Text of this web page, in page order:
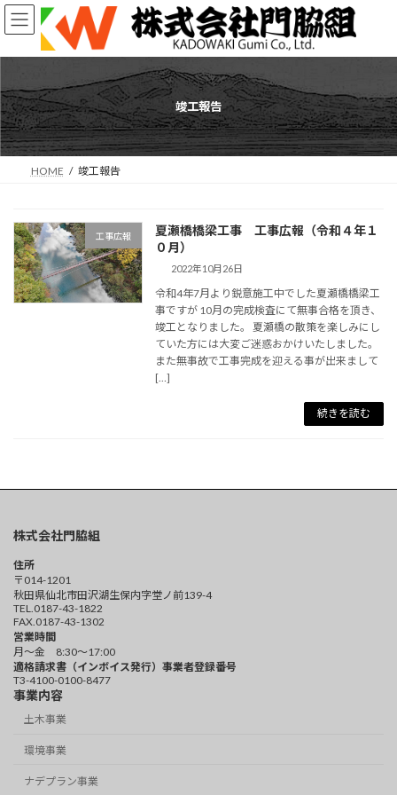
コ
ン
ン
へ
ス
キ
ッ
ナ
ビ
ー
ョ
ン
に
移
竣工報告
HOME 竣工報告
工事広報
夏瀬橋橋梁工事 工事広報（令和４年１
０月）
2022年10月26日
令和4年7月より鋭意施工中でした夏瀬橋橋梁工
事ですが 10月の完成検査にて無事合格を頂き、
竣工となりました。 夏瀬橋の散策を楽しみにし
ていた方には大変ご迷惑おかけいたしました。
また無事故で工事完成を迎える事が出来まして
[…]
続きを読む
株式会社門脇組
住所
〒014-1201
秋田県仙北市田沢湖生保内字堂ノ前139-4
TEL.0187-43-1822
FAX.0187-43-1302
営業時間
月～金 8:30～17:00
適格請求書（インボイス発行）事業者登録番号
T3-4100-0100-8477
事業内容
土木事業
環境事業
ナデプラン事業